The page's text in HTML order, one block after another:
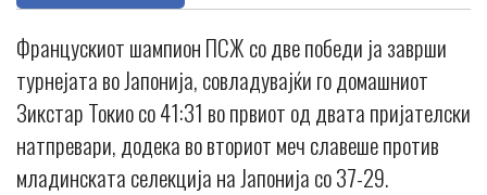
Францускиот шампион ПСЖ со две победи ја заврши
турнејата во Јапонија, совладувајќи го домашниот
Зикстар Токио со 41:31 во првиот од двата пријателски
натпревари, додека во вториот меч славеше против
младинската селекција на Јапонија со 37-29.